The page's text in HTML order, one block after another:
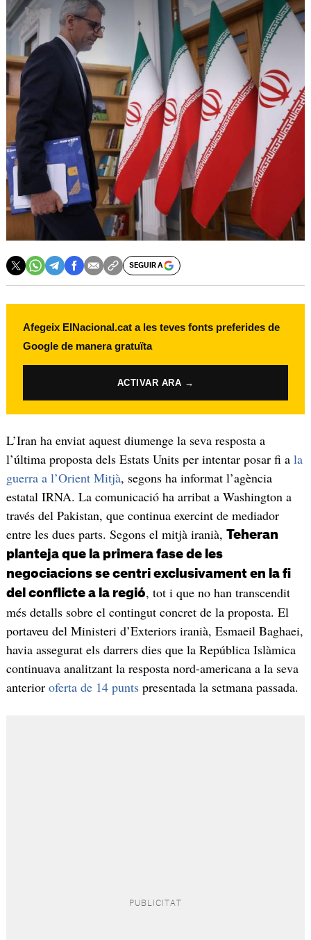
SEGUIR A
Afegeix ElNacional.cat a les teves fonts preferides de
Google de manera gratuïta
ACTIVAR ARA →
L’Iran ha enviat aquest diumenge la seva resposta a
l’última proposta dels Estats Units per intentar posar fi a la
guerra a l’Orient Mitjà, segons ha informat l’agència
estatal IRNA. La comunicació ha arribat a Washington a
través del Pakistan, que continua exercint de mediador
entre les dues parts. Segons el mitjà iranià, Teheran
planteja que la primera fase de les
negociacions se centri exclusivament en la fi
del conflicte a la regió, tot i que no han transcendit
més detalls sobre el contingut concret de la proposta. El
portaveu del Ministeri d’Exteriors iranià, Esmaeil Baghaei,
havia assegurat els darrers dies que la República Islàmica
continuava analitzant la resposta nord-americana a la seva
anterior oferta de 14 puntspresentada la setmana passada.